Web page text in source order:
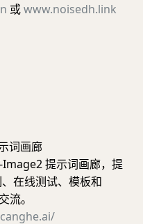
或www.noisedh.link
词画廊
提示词画廊，提
在线测试、模板和
流。